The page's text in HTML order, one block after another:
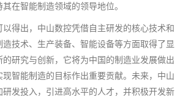
在智能制造领域的领导地位。
以得出，中山数控凭借自主研发的核心技术和
造技术、生产装备、智能设备等方面取得了显
研究与创新，它将为中国的制造业发展做出
现智能制造的目标作出重要贡献。未来，中山
发投入，引进高水平的人才，并积极开发新